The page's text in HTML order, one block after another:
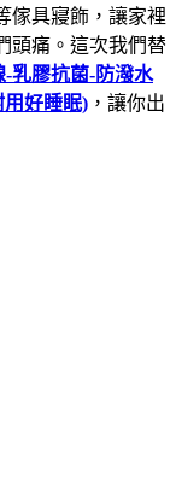
傢具寢飾，讓家裡
頭痛。這次我們替
-乳膠抗菌-防潑水
好睡眠) ，讓你出